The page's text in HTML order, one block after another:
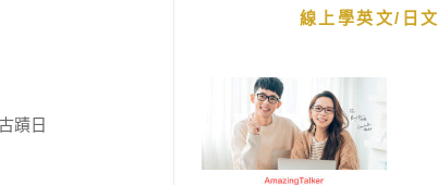
線上學英文/日文